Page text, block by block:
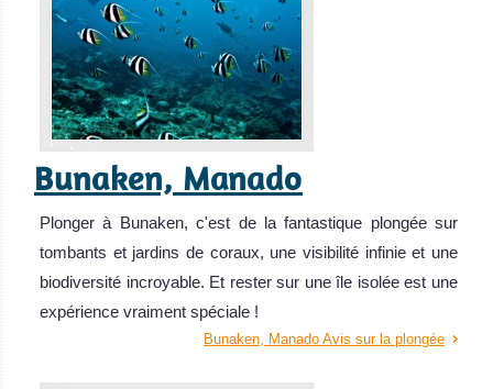
Bunaken, Manado
Plonger à Bunaken, c'est de la fantastique plongée sur
tombants et jardins de coraux, une visibilité infinie et une
biodiversité incroyable. Et rester sur une île isolée est une
expérience vraiment spéciale !
Bunaken, Manado Avis sur la plongée